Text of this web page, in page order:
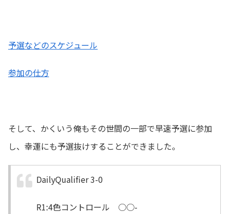
予選などのスケジュール
参加の仕方
そして、かくいう俺もその世間の一部で早速予選に参加
し、幸運にも予選抜けすることができました。
DailyQualifier 3-0
R1:4色コントロール ○○-